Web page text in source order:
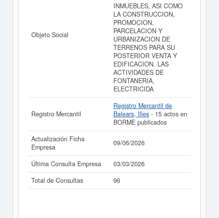
Objeto Social
INMUEBLES, ASI COMO
LA CONSTRUCCION,
PROMOCION,
PARCELACION Y
URBANIZACION DE
TERRENOS PARA SU
POSTERIOR VENTA Y
EDIFICACION. LAS
ACTIVIDADES DE
FONTANERIA,
ELECTRICIDA
Registro Mercantil
Registro Mercantil de
Balears, Illes - 15 actos en
BORME publicados
Actualización Ficha
Empresa
09/06/2026
Última Consulta Empresa
03/03/2026
Total de Consultas
96